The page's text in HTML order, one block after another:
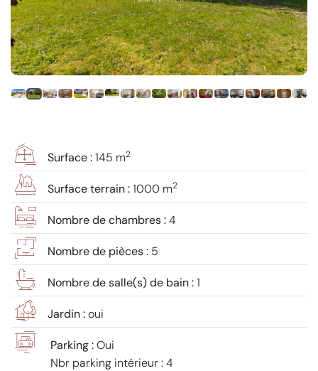
Surface :145 m2
Surface terrain :1000 m2
Nombre de chambres :4
Nombre de pièces : 5
Nombre de salle(s) de bain :1
Jardin :oui
Parking :Oui
Nbr parking intérieur : 4